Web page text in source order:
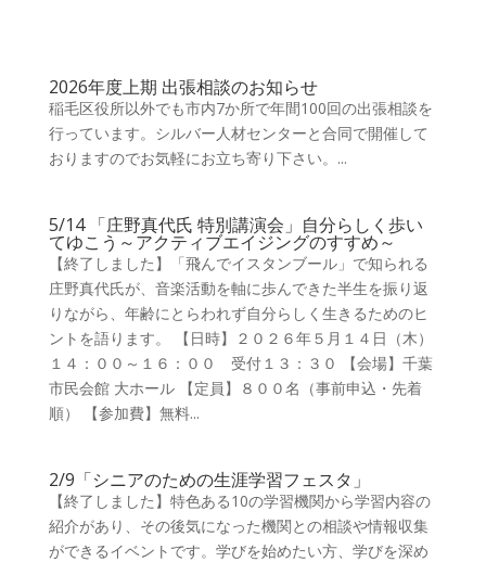
2026年度上期 出張相談のお知らせ
稲毛区役所以外でも市内7か所で年間100回の出張相談を
行っています。シルバー人材センターと合同で開催して
おりますのでお気軽にお立ち寄り下さい。...
5/14 「庄野真代氏 特別講演会」自分らしく歩い
てゆこう～アクティブエイジングのすすめ～
【終了しました】「飛んでイスタンブール」で知られる
庄野真代氏が、音楽活動を軸に歩んできた半生を振り返
りながら、年齢にとらわれず自分らしく生きるためのヒ
ントを語ります。 【日時】２０２６年５月１４日（木）
１４：００～１６：００ 受付１３：３０ 【会場】千葉
市民会館 大ホール 【定員】８００名（事前申込・先着
順） 【参加費】無料...
2/9「シニアのための生涯学習フェスタ」
【終了しました】特色ある10の学習機関から学習内容の
紹介があり、その後気になった機関との相談や情報収集
ができるイベントです。学びを始めたい方、学びを深め